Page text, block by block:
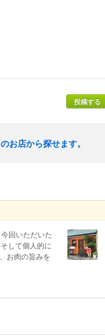
投稿する
お店から探せます。
回いただいた
して個人的に
お肉の旨みを